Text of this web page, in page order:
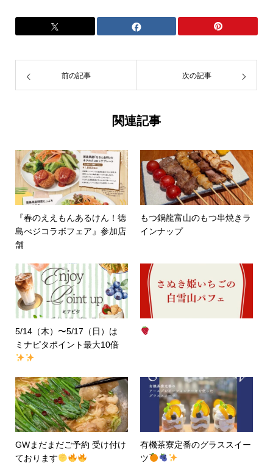
前の記事 次の記事
関連記事
『春のええもんあるけん！徳
島べジコラボフェア』参加店
舗
もつ鍋龍富山のもつ串焼きラ
インナップ
5/14（木）〜5/17（日）は
ミナピタポイント最大10倍
GWまだまだご予約 受け付け
ております
有機茶寮定番のグラススイー
ツ